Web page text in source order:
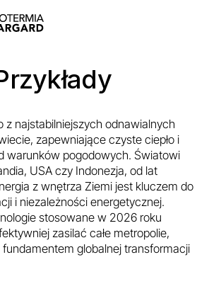
z najstabilniejszych odnawialnych
zapewniające czyste ciepło i
warunków pogodowych. Światowi
USA czy Indonezja, od lat
z wnętrza Ziemi jest kluczem do
i niezależności energetycznej.
stosowane w 2026 roku
zasilać całe metropolie,
globalnej transformacji